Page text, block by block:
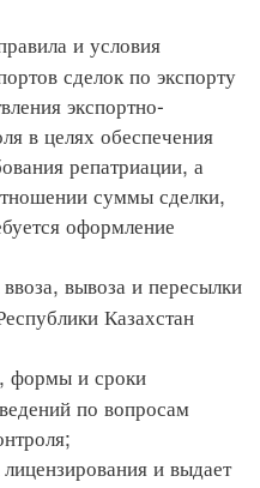
и условия
сделок по экспорту
экспортно-
в целях обеспечения
репатриации, а
суммы сделки,
оформление
вывоза и пересылки
Казахстан
формы и сроки
по вопросам
и выдает